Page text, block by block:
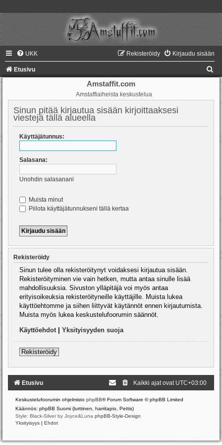
UKK Kirjaudu sisään
Rekisteröidy
Etusivu
Amstaffit.com
Amstaffiaiheista keskustelua
Sinun pitää kirjautua sisään kirjoittaaksesi
viestejä tällä alueella
Käyttäjätunnus:
Salasana:
Unohdin salasanani
Muista minut
Piilota käyttäjätunnukseni tällä kertaa
Rekisteröidy
Sinun tulee olla rekisteröitynyt voidaksesi kirjautua sisään.
Rekisteröityminen vie vain hetken, mutta antaa sinulle lisää
mahdollisuuksia. Sivuston ylläpitäjä voi myös antaa
erityisoikeuksia rekisteröityneille käyttäjille. Muista lukea
käyttöehtomme ja siihen liittyvät käytännöt ennen kirjautumista.
Muista myös lukea keskustelufoorumin säännöt.
Käyttöehdot Yksityisyyden suoja
Rekisteröidy
Etusivu Kaikki ajat ovat UTC+03:00
Keskustelufoorumin ohjelmisto phpBB® Forum Software © phpBB Limited
Käännös: phpBB Suomi (lurttinen, harritapio, Pettis)
Style: Black-Silver by Joyce&Luna phpBB-Style-Design
Yksityisyys | Ehdot